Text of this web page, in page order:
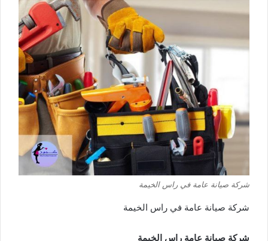
شركة صيانة عامة في راس الخيمة
شركة صيانة عامة في راس الخيمة
شركة صيانة عامة راس الخيمة